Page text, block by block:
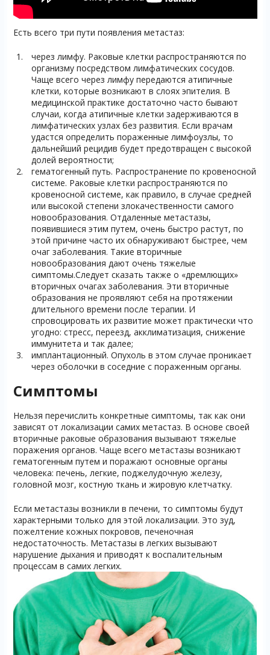
Есть всего три пути появления метастаз:
через лимфу. Раковые клетки распространяются по
организму посредством лимфатических сосудов.
Чаще всего через лимфу передаются атипичные
клетки, которые возникают в слоях эпителия. В
медицинской практике достаточно часто бывают
случаи, когда атипичные клетки задерживаются в
лимфатических узлах без развития. Если врачам
удастся определить пораженные лимфоузлы, то
дальнейший рецидив будет предотвращен с высокой
долей вероятности;
гематогенный путь. Распространение по кровеносной
системе. Раковые клетки распространяются по
кровеносной системе, как правило, в случае средней
или высокой степени злокачественности самого
новообразования. Отдаленные метастазы,
появившиеся этим путем, очень быстро растут, по
этой причине часто их обнаруживают быстрее, чем
очаг заболевания. Такие вторичные
новообразования дают очень тяжелые
симптомы.Следует сказать также о «дремлющих»
вторичных очагах заболевания. Эти вторичные
образования не проявляют себя на протяжении
длительного времени после терапии. И
спровоцировать их развитие может практически что
угодно: стресс, переезд, акклиматизация, снижение
иммунитета и так далее;
имплантационный. Опухоль в этом случае проникает
через оболочки в соседние с пораженным органы.
Симптомы
Нельзя перечислить конкретные симптомы, так как они
зависят от локализации самих метастаз. В основе своей
вторичные раковые образования вызывают тяжелые
поражения органов. Чаще всего метастазы возникают
гематогенным путем и поражают основные органы
человека: печень, легкие, поджелудочную железу,
головной мозг, костную ткань и жировую клетчатку.
Если метастазы возникли в печени, то симптомы будут
характерными только для этой локализации. Это зуд,
пожелтение кожных покровов, печеночная
недостаточность. Метастазы в легких вызывают
нарушение дыхания и приводят к воспалительным
процессам в самих легких.